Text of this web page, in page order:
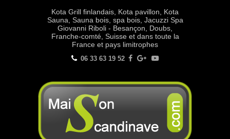
Kota Grill finlandais, Kota pavillon, Kota
Sauna, Sauna bois, spa bois, Jacuzzi Spa
Giovanni Riboli - Besançon, Doubs,
Franche-comté, Suisse et dans toute la
France et pays limitrophes
06 33 63 19 52